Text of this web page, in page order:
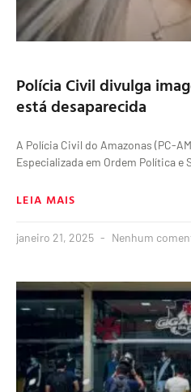
Polícia Civil divulga
está desaparecida
A Polícia Civil do Amazonas (PC-
Especializada em Ordem Política e
LEIA MAIS
janeiro 21, 2025 Nenhum